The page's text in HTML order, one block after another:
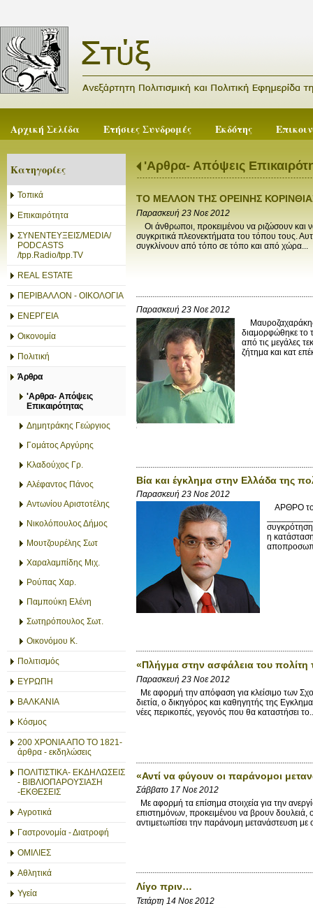
Αρχική Σελίδα Ετήσιες Συνδρομές Εκδότης
Κατηγορίες
Τοπικά
Επικαιρότητα
ΣΥΝΕΝΤΕΥΞΕΙΣ/MEDIA/
PODCASTS
/tpp.Radio/tpp.TV
REAL ESTATE
ΠΕΡΙΒΑΛΛΟΝ - ΟΙΚΟΛΟΓΙΑ
ΕΝΕΡΓΕΙΑ
Οικονομία
Πολιτική
Άρθρα
'Αρθρα- Απόψεις
Επικαιρότητας
Δημητράκης Γεώργιος
Γομάτος Αργύρης
Κλαδούχος Γρ.
Αλέφαντος Πάνος
Αντωνίου Αριστοτέλης
Νικολόπουλος Δήμος
Μουτζουρέλης Σωτ
Χαραλαμπίδης Μιχ.
Ρούπας Χαρ.
Παμπούκη Ελένη
Σωτηρόπουλος Σωτ.
Οικονόμου Κ.
Πολιτισμός
ΕΥΡΩΠΗ
ΒΑΛΚΑΝΙΑ
Κόσμος
200 ΧΡΟΝΙΑ ΑΠΟ ΤΟ 1821-
άρθρα - εκδηλώσεις
ΠΟΛΙΤΙΣΤΙΚΑ- ΕΚΔΗΛΩΣΕΙΣ
- ΒΙΒΛΙΟΠΑΡΟΥΣΙΑΣΗ
-ΕΚΘΕΣΕΙΣ
Αγροτικά
Γαστρονομία - Διατροφή
ΟΜΙΛΙΕΣ
Αθλητικά
Υγεία
'Αρθρα- Απόψεις
ΤΟ ΜΕΛΛΟΝ ΤΗΣ ΟΡΕΙΝΗΣ
Παρασκευή 23 Νοε 2012
Οι άνθρωποι, προκειμένου να ριζώσουν και
συγκριτικά πλεονεκτήματα του τόπου τους.
συγκλίνουν από τόπο σε τόπο και από χώρα...
Παρασκευή 23 Νοε 2012
διαμορφώθηκε το
από τις μεγάλες
ζήτημα και κατ
Βία και έγκλημα στην Ελλάδα της
Παρασκευή 23 Νοε 2012
ΑΡΘΡΟ του
η
«Πλήγμα στην ασφάλεια του πολίτη
Παρασκευή 23 Νοε 2012
Με αφορμή την απόφαση για κλείσιμο των
διετία, ο δικηγόρος και καθηγητής της
νέες περικοπές, γεγονός που θα καταστήσει
«Αντί να φύγουν οι παράνομοι
Σάββατο 17 Νοε 2012
Με αφορμή τα επίσημα στοιχεία για την
επιστημόνων, προκειμένου να βρουν
αντιμετωπίσει την παράνομη μετανάστευση με
Λίγο πριν…
Τετάρτη 14 Νοε 2012